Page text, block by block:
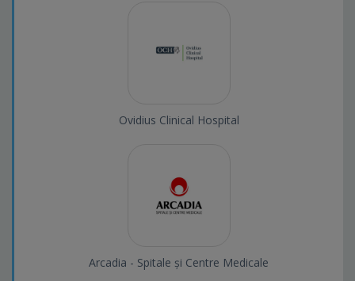
Ovidius Clinical Hospital
Arcadia - Spitale și Centre Medicale